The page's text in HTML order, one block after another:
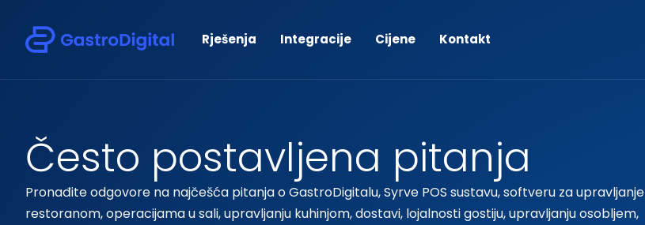
Rješenja Integracije Cijene Kontakt
Često postavljena pitanja
Pronađite odgovore na najčešća pitanja o GastroDigitalu, Syrve POS sustavu, softveru za upravljanje
restoranom, operacijama u sali, upravljanju kuhinjom, dostavi, lojalnosti gostiju, upravljanju osobljem,